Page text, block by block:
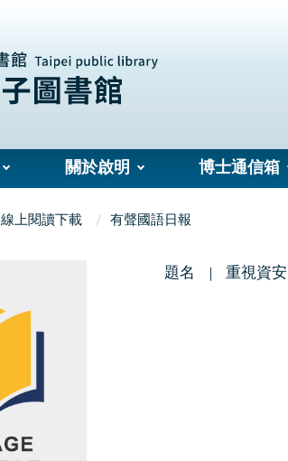
關於啟明 博士通信箱
線上閱讀下載 有聲國語日報
題名 重視資